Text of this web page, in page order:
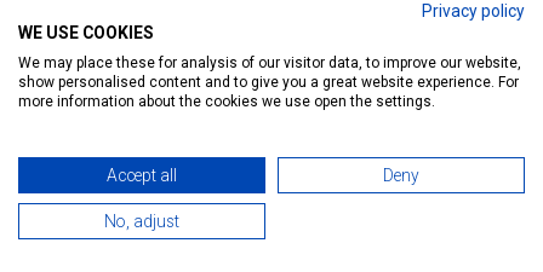
Privacy policy
WE USE COOKIES
We may place these for analysis of our visitor data, to improve our website,
show personalised content and to give you a great website experience. For
more information about the cookies we use open the settings.
Accept all Deny
No, adjust
FOTÓK&VIDEÓK
Adatvédelmi tájékoztató